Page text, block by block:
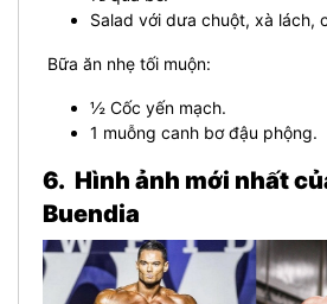
Salad với dưa chuột, xà lách,
Bữa ăn nhẹ tối muộn:
½ Cốc yến mạch.
1 muỗng canh bơ đậu phộng.
6. Hình ảnh mới nhất
Buendia